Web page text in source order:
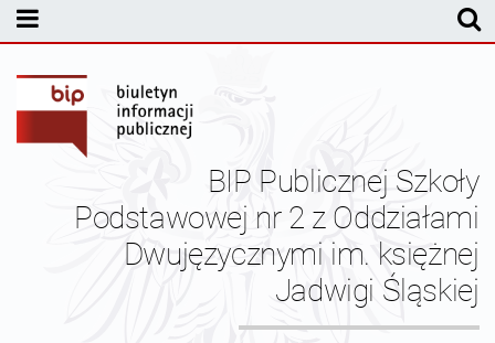
BIP Publicznej Szkoły
Podstawowej nr 2 z Oddziałami
Dwujęzycznymi im. księżnej
Jadwigi Śląskiej
Dyrekcja
Statut Szkoły